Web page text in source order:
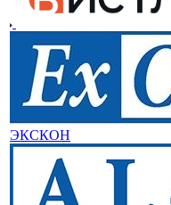
ЭКСКОН